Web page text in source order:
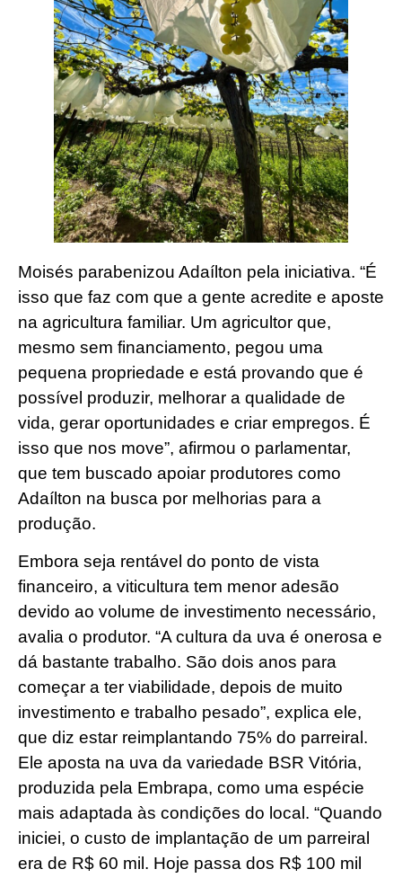
Moisés parabenizou Adaílton pela iniciativa. “É
isso que faz com que a gente acredite e aposte
na agricultura familiar. Um agricultor que,
mesmo sem financiamento, pegou uma
pequena propriedade e está provando que é
possível produzir, melhorar a qualidade de
vida, gerar oportunidades e criar empregos. É
isso que nos move”, afirmou o parlamentar,
que tem buscado apoiar produtores como
Adaílton na busca por melhorias para a
produção.
Embora seja rentável do ponto de vista
financeiro, a viticultura tem menor adesão
devido ao volume de investimento necessário,
avalia o produtor. “A cultura da uva é onerosa e
dá bastante trabalho. São dois anos para
começar a ter viabilidade, depois de muito
investimento e trabalho pesado”, explica ele,
que diz estar reimplantando 75% do parreiral.
Ele aposta na uva da variedade BSR Vitória,
produzida pela Embrapa, como uma espécie
mais adaptada às condições do local. “Quando
iniciei, o custo de implantação de um parreiral
era de R$ 60 mil. Hoje passa dos R$ 100 mil